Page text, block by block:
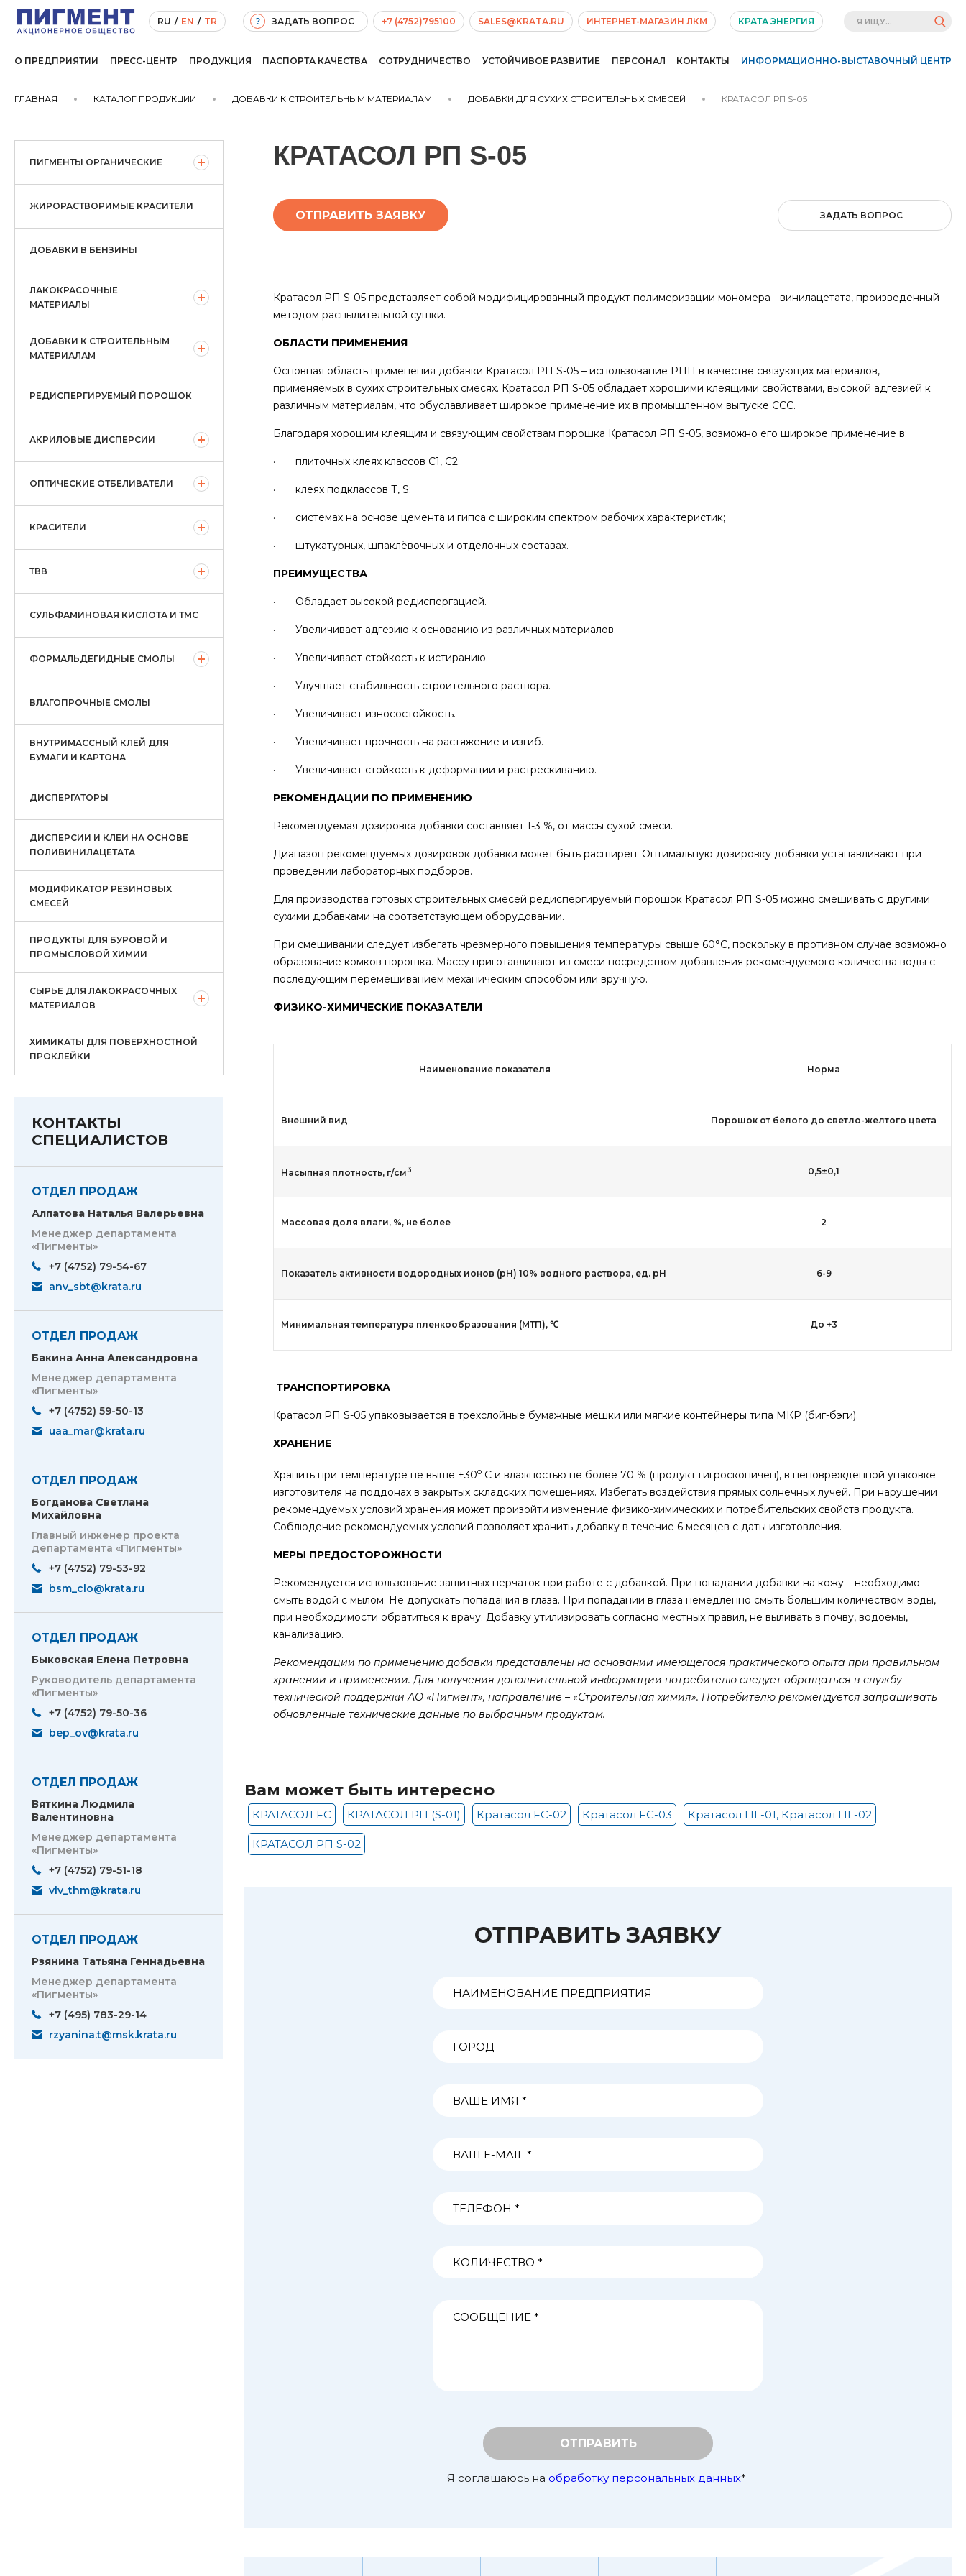
RU / EN / TR ? ЗАДАТЬ ВОПРОС +7 (4752)795100 SALES@KRATA.RU ИНТЕРНЕТ-МАГАЗИН ЛКМ КРАТА ЭНЕРГИЯ
О ПРЕДПРИЯТИИ ПРЕСС-ЦЕНТР ПРОДУКЦИЯ ПАСПОРТА КАЧЕСТВА СОТРУДНИЧЕСТВО УСТОЙЧИВОЕ РАЗВИТИЕ ПЕРСОНАЛ КОНТАКТЫ ИНФОРМАЦИОННО-ВЫСТАВОЧНЫЙ ЦЕНТР
ГЛАВНАЯ КАТАЛОГ ПРОДУКЦИИ ДОБАВКИ К СТРОИТЕЛЬНЫМ МАТЕРИАЛАМ ДОБАВКИ ДЛЯ СУХИХ СТРОИТЕЛЬНЫХ СМЕСЕЙ КРАТАСОЛ РП S-05
ПИГМЕНТЫ ОРГАНИЧЕСКИЕ
ЖИРОРАСТВОРИМЫЕ КРАСИТЕЛИ
ДОБАВКИ В БЕНЗИНЫ
ЛАКОКРАСОЧНЫЕ
МАТЕРИАЛЫ
ДОБАВКИ К СТРОИТЕЛЬНЫМ
МАТЕРИАЛАМ
РЕДИСПЕРГИРУЕМЫЙ ПОРОШОК
АКРИЛОВЫЕ ДИСПЕРСИИ
ОПТИЧЕСКИЕ ОТБЕЛИВАТЕЛИ
КРАСИТЕЛИ
ТВВ
СУЛЬФАМИНОВАЯ КИСЛОТА И ТМС
ФОРМАЛЬДЕГИДНЫЕ СМОЛЫ
ВЛАГОПРОЧНЫЕ СМОЛЫ
ВНУТРИМАССНЫЙ КЛЕЙ ДЛЯ
БУМАГИ И КАРТОНА
ДИСПЕРГАТОРЫ
ДИСПЕРСИИ И КЛЕИ НА ОСНОВЕ
ПОЛИВИНИЛАЦЕТАТА
МОДИФИКАТОР РЕЗИНОВЫХ
СМЕСЕЙ
ПРОДУКТЫ ДЛЯ БУРОВОЙ И
ПРОМЫСЛОВОЙ ХИМИИ
СЫРЬЕ ДЛЯ ЛАКОКРАСОЧНЫХ
МАТЕРИАЛОВ
ХИМИКАТЫ ДЛЯ ПОВЕРХНОСТНОЙ
ПРОКЛЕЙКИ
КОНТАКТЫ
СПЕЦИАЛИСТОВ
ОТДЕЛ ПРОДАЖ
Алпатова Наталья Валерьевна
Менеджер департамента
«Пигменты»
+7 (4752) 79-54-67
anv_sbt@krata.ru
ОТДЕЛ ПРОДАЖ
Бакина Анна Александровна
Менеджер департамента
«Пигменты»
+7 (4752) 59-50-13
uaa_mar@krata.ru
ОТДЕЛ ПРОДАЖ
Богданова Светлана
Михайловна
Главный инженер проекта
департамента «Пигменты»
+7 (4752) 79-53-92
bsm_clo@krata.ru
ОТДЕЛ ПРОДАЖ
Быковская Елена Петровна
Руководитель департамента
«Пигменты»
+7 (4752) 79-50-36
bep_ov@krata.ru
ОТДЕЛ ПРОДАЖ
Вяткина Людмила
Валентиновна
Менеджер департамента
«Пигменты»
+7 (4752) 79-51-18
vlv_thm@krata.ru
ОТДЕЛ ПРОДАЖ
Рзянина Татьяна Геннадьевна
Менеджер департамента
«Пигменты»
+7 (495) 783-29-14
rzyanina.t@msk.krata.ru
КРАТАСОЛ РП S-05
ОТПРАВИТЬ ЗАЯВКУ ЗАДАТЬ ВОПРОС
Кратасол РП S-05 представляет собой модифицированный продукт полимеризации мономера - винилацетата, произведенный
методом распылительной сушки.
ОБЛАСТИ ПРИМЕНЕНИЯ
Основная область применения добавки Кратасол РП S-05 – использование РПП в качестве связующих материалов,
применяемых в сухих строительных смесях. Кратасол РП S-05 обладает хорошими клеящими свойствами, высокой адгезией к
различным материалам, что обуславливает широкое применение их в промышленном выпуске ССС.
Благодаря хорошим клеящим и связующим свойствам порошка Кратасол РП S-05, возможно его широкое применение в:
· плиточных клеях классов С1, С2;
· клеях подклассов Т, S;
· системах на основе цемента и гипса с широким спектром рабочих характеристик;
· штукатурных, шпаклёвочных и отделочных составах.
ПРЕИМУЩЕСТВА
· Обладает высокой редиспергацией.
· Увеличивает адгезию к основанию из различных материалов.
· Увеличивает стойкость к истиранию.
· Улучшает стабильность строительного раствора.
· Увеличивает износостойкость.
· Увеличивает прочность на растяжение и изгиб.
· Увеличивает стойкость к деформации и растрескиванию.
РЕКОМЕНДАЦИИ ПО ПРИМЕНЕНИЮ
Рекомендуемая дозировка добавки составляет 1-3 %, от массы сухой смеси.
Диапазон рекомендуемых дозировок добавки может быть расширен. Оптимальную дозировку добавки устанавливают при
проведении лабораторных подборов.
Для производства готовых строительных смесей редиспергируемый порошок Кратасол РП S-05 можно смешивать с другими
сухими добавками на соответствующем оборудовании.
При смешивании следует избегать чрезмерного повышения температуры свыше 60°С, поскольку в противном случае возможно
образование комков порошка. Массу приготавливают из смеси посредством добавления рекомендуемого количества воды с
последующим перемешиванием механическим способом или вручную.
ФИЗИКО-ХИМИЧЕСКИЕ ПОКАЗАТЕЛИ
Наименование показателя Норма
Внешний вид Порошок от белого до светло-желтого цвета
Насыпная плотность, г/см3 0,5±0,1
Массовая доля влаги, %, не более 2
Показатель активности водородных ионов (рН) 10% водного раствора, ед. рН 6-9
Минимальная температура пленкообразования (МТП), ℃ До +3
ТРАНСПОРТИРОВКА
Кратасол РП S-05 упаковывается в трехслойные бумажные мешки или мягкие контейнеры типа МКР (биг-бэги).
ХРАНЕНИЕ
Хранить при температуре не выше +30о С и влажностью не более 70 % (продукт гигроскопичен), в неповрежденной упаковке
изготовителя на поддонах в закрытых складских помещениях. Избегать воздействия прямых солнечных лучей. При нарушении
рекомендуемых условий хранения может произойти изменение физико-химических и потребительских свойств продукта.
Соблюдение рекомендуемых условий позволяет хранить добавку в течение 6 месяцев с даты изготовления.
МЕРЫ ПРЕДОСТОРОЖНОСТИ
Рекомендуется использование защитных перчаток при работе с добавкой. При попадании добавки на кожу – необходимо
смыть водой с мылом. Не допускать попадания в глаза. При попадании в глаза немедленно смыть большим количеством воды,
при необходимости обратиться к врачу. Добавку утилизировать согласно местных правил, не выливать в почву, водоемы,
канализацию.
Рекомендации по применению добавки представлены на основании имеющегося практического опыта при правильном
хранении и применении. Для получения дополнительной информации потребителю следует обращаться в службу
технической поддержки АО «Пигмент», направление – «Строительная химия». Потребителю рекомендуется запрашивать
обновленные технические данные по выбранным продуктам.
Вам может быть интересно
КРАТАСОЛ FC КРАТАСОЛ РП (S-01) Кратасол FC-02 Кратасол FC-03 Кратасол ПГ-01, Кратасол ПГ-02
КРАТАСОЛ РП S-02
ОТПРАВИТЬ ЗАЯВКУ
ОТПРАВИТЬ
Я соглашаюсь на обработку персональных данных*